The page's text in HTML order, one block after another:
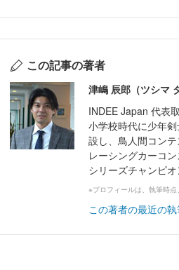
この記事の著者
津嶋 辰郎（ツシマ
INDEE Japan 代表
小学校時代に少年
設し、鳥人間コン
レーシングカーコ
シリーズチャンピ
※プロフィールは、執筆時
この著者の最近の